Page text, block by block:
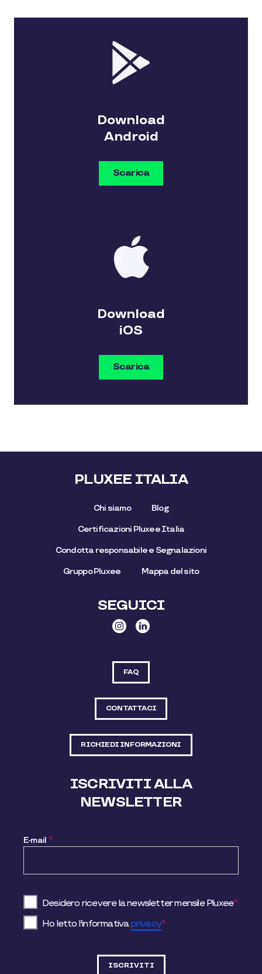
Download
Android
Scarica
Download
iOS
Scarica
PLUXEE ITALIA
Chi siamo Blog
Certificazioni Pluxee Italia
Condotta responsabile e Segnalazioni
Gruppo Pluxee Mappa del sito
SEGUICI
FAQ
CONTATTACI
RICHIEDI INFORMAZIONI
ISCRIVITI ALLA
NEWSLETTER
E-mail *
Desidero ricevere la newsletter mensile Pluxee*
Ho letto l'informativaprivacy*